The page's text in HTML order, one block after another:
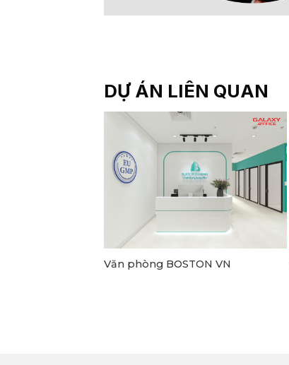
DỰ ÁN LIÊN QUAN
Văn phòng BOSTON VN